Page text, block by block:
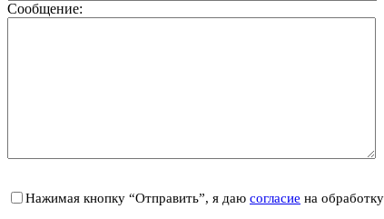
Сообщение:
Нажимая кнопку “Отправить”, я даю согласие на